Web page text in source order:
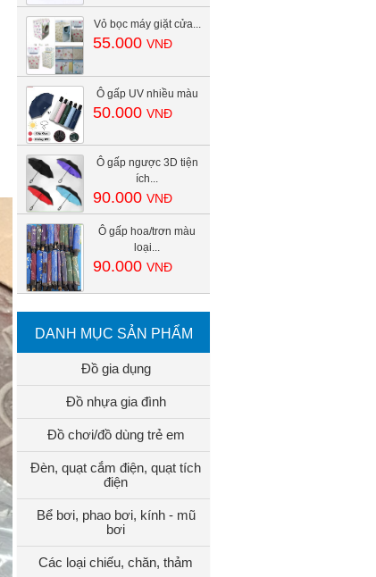
Vỏ bọc máy giặt cửa...
55.000VNĐ
Ô gấp UV nhiều màu
50.000VNĐ
Ô gấp ngược 3D tiện
ích...
90.000VNĐ
Ô gấp hoa/trơn màu
loại...
90.000VNĐ
DANH MỤC SẢN PHẨM
Đồ gia dụng
Đồ nhựa gia đình
Đồ chơi/đồ dùng trẻ em
Đèn, quạt cắm điện, quạt tích
điện
Bể bơi, phao bơi, kính - mũ
bơi
Các loại chiếu, chăn, thảm